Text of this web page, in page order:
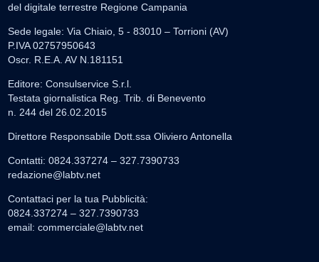
del digitale terrestre Regione Campania
Sede legale: Via Chiaio, 5 - 83010 – Torrioni (AV)
P.IVA 02757950643
Oscr. R.E.A. AV N.181151
Editore: Consulservice S.r.l.
Testata giornalistica Reg. Trib. di Benevento
n. 244 del 26.02.2015
Direttore Responsabile Dott.ssa Oliviero Antonella
Contatti: 0824.337274 – 327.7390733
redazione@labtv.net
Contattaci per la tua Pubblicità:
0824.337274 – 327.7390733
email: commerciale@labtv.net